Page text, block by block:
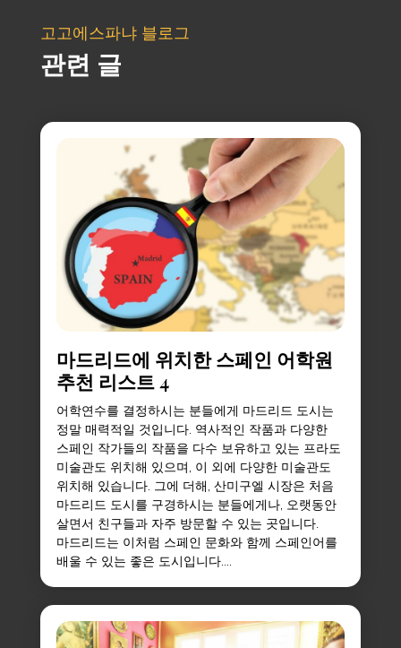
고고에스파냐 블로그
관련 글
마드리드에 위치한 스페인 어학원
추천 리스트 4
어학연수를 결정하시는 분들에게 마드리드 도시는
정말 매력적일 것입니다. 역사적인 작품과 다양한
스페인 작가들의 작품을 다수 보유하고 있는 프라도
미술관도 위치해 있으며, 이 외에 다양한 미술관도
위치해 있습니다. 그에 더해, 산미구엘 시장은 처음
마드리드 도시를 구경하시는 분들에게나, 오랫동안
살면서 친구들과 자주 방문할 수 있는 곳입니다.
마드리드는 이처럼 스페인 문화와 함께 스페인어를
배울 수 있는 좋은 도시입니다....